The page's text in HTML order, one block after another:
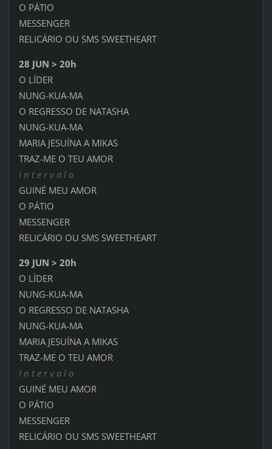
O PÁTIO
MESSENGER
RELICÁRIO OU SMS SWEETHEART
28 JUN > 20h
O LÍDER
NUNG-KUA-MA
O REGRESSO DE NATASHA
NUNG-KUA-MA
MARIA JESUÍNA A MIKAS
TRAZ-ME O TEU AMOR
I n t e r v a l o
GUINÉ MEU AMOR
O PÁTIO
MESSENGER
RELICÁRIO OU SMS SWEETHEART
29 JUN > 20h
O LÍDER
NUNG-KUA-MA
O REGRESSO DE NATASHA
NUNG-KUA-MA
MARIA JESUÍNA A MIKAS
TRAZ-ME O TEU AMOR
I n t e r v a l o
GUINÉ MEU AMOR
O PÁTIO
MESSENGER
RELICÁRIO OU SMS SWEETHEART